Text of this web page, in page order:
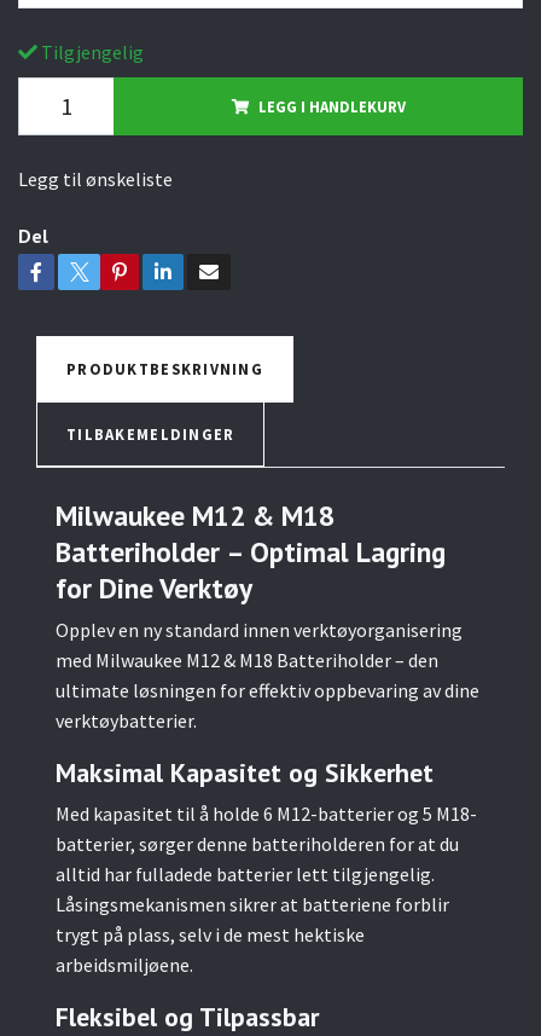
Tilgjengelig
LEGG I HANDLEKURV
Legg til ønskeliste
Del
PRODUKTBESKRIVNING
TILBAKEMELDINGER
Milwaukee M12 & M18
Batteriholder – Optimal Lagring
for Dine Verktøy
Opplev en ny standard innen verktøyorganisering
med Milwaukee M12 & M18 Batteriholder – den
ultimate løsningen for effektiv oppbevaring av dine
verktøybatterier.
Maksimal Kapasitet og Sikkerhet
Med kapasitet til å holde 6 M12-batterier og 5 M18-
batterier, sørger denne batteriholderen for at du
alltid har fulladede batterier lett tilgjengelig.
Låsingsmekanismen sikrer at batteriene forblir
trygt på plass, selv i de mest hektiske
arbeidsmiljøene.
Fleksibel og Tilpassbar